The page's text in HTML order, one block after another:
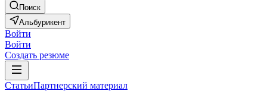
Поиск
Альбурикент
Войти
Войти
Создать резюме
СтатьиПартнерский материал